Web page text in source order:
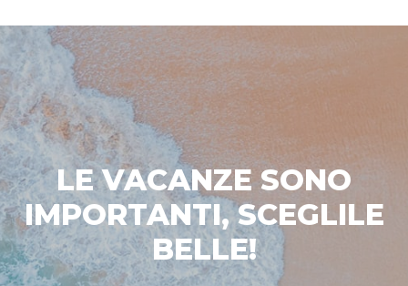
LE VACANZE SONO
IMPORTANTI, SCEGLILE
BELLE!